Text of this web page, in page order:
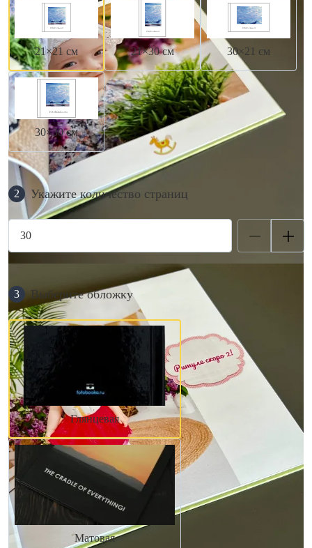
21×21 см 21×30 см 30×21 см
30×30 см
2 Укажите количество страниц
3 Выберите обложку
Глянцевая
Матовая